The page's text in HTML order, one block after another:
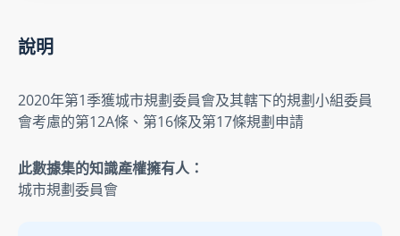
說明
2020年第1季獲城市規劃委員會及其轄下的規劃小組委員
會考慮的第12A條、第16條及第17條規劃申請
此數據集的知識產權擁有人：
城市規劃委員會